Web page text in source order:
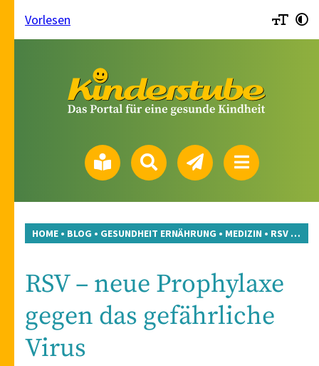
Vorlesen
HOME • BLOG • GESUNDHEIT ERNÄHRUNG • MEDIZIN • RSV – NEUE PROPHYLAXE GEGEN DAS GEFÄHRLICHE VIRUS
RSV – neue Prophylaxe
gegen das gefährliche
Virus